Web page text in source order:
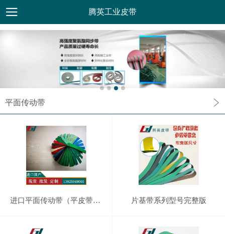
腾英工业皮带
平面传动带
进口平面传动带（平皮带）大全 片基带系列型号完整版